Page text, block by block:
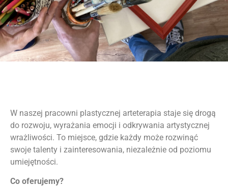
W naszej pracowni plastycznej arteterapia staje się drogą
do rozwoju, wyrażania emocji i odkrywania artystycznej
wrażliwości. To miejsce, gdzie każdy może rozwinąć
swoje talenty i zainteresowania, niezależnie od poziomu
umiejętności.
Co oferujemy?